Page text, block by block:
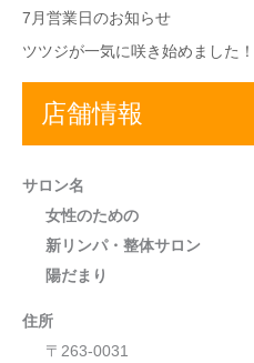
7月営業日のお知らせ
ツツジが一気に咲き始めました！
店舗情報
サロン名
女性のための
新リンパ・整体サロン
陽だまり
住所
〒263-0031